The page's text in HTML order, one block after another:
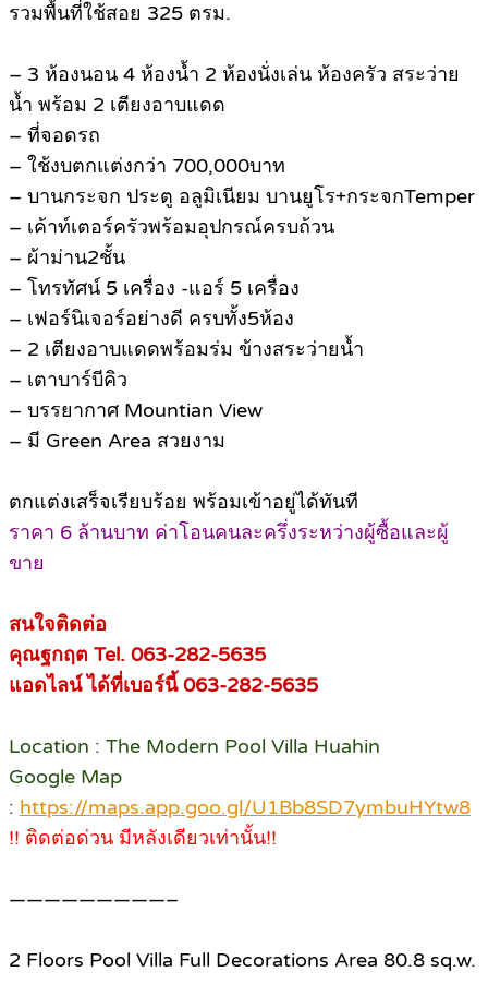
รวมพื้นที่ใช้สอย 325 ตรม.
– 3 ห้องนอน 4 ห้องน้ำ 2 ห้องนั่งเล่น ห้องครัว สระว่าย
น้ำ พร้อม 2 เตียงอาบแดด
– ที่จอดรถ
– ใช้งบตกแต่งกว่า 700,000บาท
– บานกระจก ประตู อลูมิเนียม บานยูโร+กระจกTemper
– เค้าท์เตอร์ครัวพร้อมอุปกรณ์ครบถ้วน
– ผ้าม่าน2ชั้น
– โทรทัศน์ 5 เครื่อง -แอร์ 5 เครื่อง
– เฟอร์นิเจอร์อย่างดี ครบทั้ง5ห้อง
– 2 เตียงอาบแดดพร้อมร่ม ข้างสระว่ายน้ำ
– เตาบาร์บีคิว
– บรรยากาศ Mountian View
– มี Green Area สวยงาม
ตกแต่งเสร็จเรียบร้อย พร้อมเข้าอยู่ได้ทันที
ราคา 6 ล้านบาท ค่าโอนคนละครึ่งระหว่างผู้ซื้อและผู้
ขาย
สนใจติดต่อ
คุณฐกฤต Tel. 063-282-5635
แอดไลน์ ได้ที่เบอร์นี้ 063-282-5635
Location : The Modern Pool Villa Huahin
Google Map
: https://maps.app.goo.gl/U1Bb8SD7ymbuHYtw8
!! ติดต่อด่วน มีหลังเดียวเท่านั้น!!
—————————–
2 Floors Pool Villa Full Decorations Area 80.8 sq.w.